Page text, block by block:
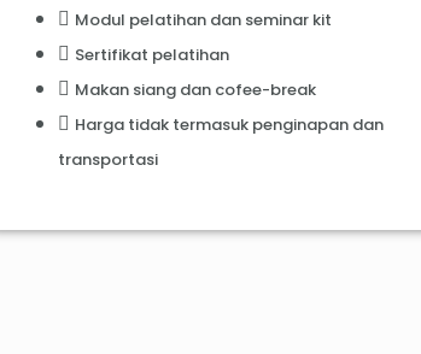
Modul pelatihan dan seminar kit
Sertifikat pelatihan
Makan siang dan cofee-break
Harga tidak termasuk penginapan dan
transportasi